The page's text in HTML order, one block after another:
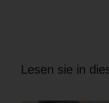
Lesen sie in